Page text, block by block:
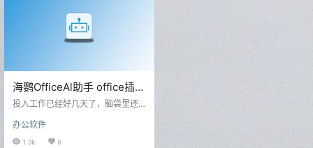
海鹦OfficeAl助手 office插件
效率神器
投入工作已经好几天了，脑袋里还
些降低了，不过念心今天给大家分
享的就是提升工作效率的工具。 自
办公软件
1.3k 0